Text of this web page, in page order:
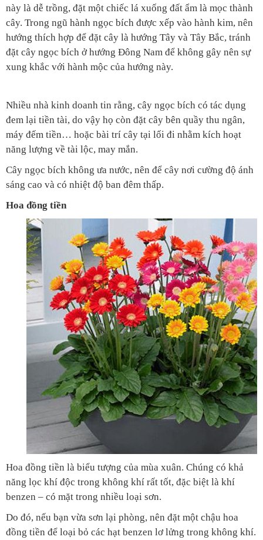
này là dễ trồng, đặt một chiếc lá xuống đất ẩm là mọc thành
cây. Trong ngũ hành ngọc bích được xếp vào hành kim, nên
hướng thích hợp để đặt cây là hướng Tây và Tây Bắc, tránh
đặt cây ngọc bích ở hướng Đông Nam để không gây nên sự
xung khắc với hành mộc của hướng này.
Nhiều nhà kinh doanh tin rằng, cây ngọc bích có tác dụng
đem lại tiền tài, do vậy họ còn đặt cây bên quầy thu ngân,
máy đếm tiền… hoặc bài trí cây tại lối đi nhằm kích hoạt
năng lượng về tài lộc, may mắn.
Cây ngọc bích không ưa nước, nên để cây nơi cường độ ánh
sáng cao và có nhiệt độ ban đêm thấp.
Hoa đồng tiền
Hoa đồng tiền là biểu tượng của mùa xuân. Chúng có khả
năng lọc khí độc trong không khí rất tốt, đặc biệt là khí
benzen – có mặt trong nhiều loại sơn.
Do đó, nếu bạn vừa sơn lại phòng, nên đặt một chậu hoa
đồng tiền để loại bỏ các hạt benzen lơ lửng trong không khí.